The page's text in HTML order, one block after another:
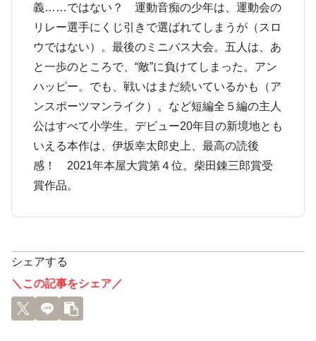
義……ではない？ 運動音痴の少年は、運動会の
リレー選手にくじ引きで選ばれてしまうが（スロ
ウではない）。最後のミニバス大会。五人は、あ
と一歩のところで、“敵”に負けてしまった。アン
ハッピー。でも、戦いはまだ続いているかも（ア
ンスポーツマンライク）。など短編全５編の主人
公はすべて小学生。デビュー20年目の新境地とも
いえる本作は、伊坂幸太郎史上、最高の読後
感！ 2021年本屋大賞第４位。柴田錬三郎賞受
賞作品。
シェアする
＼この記事をシェア／